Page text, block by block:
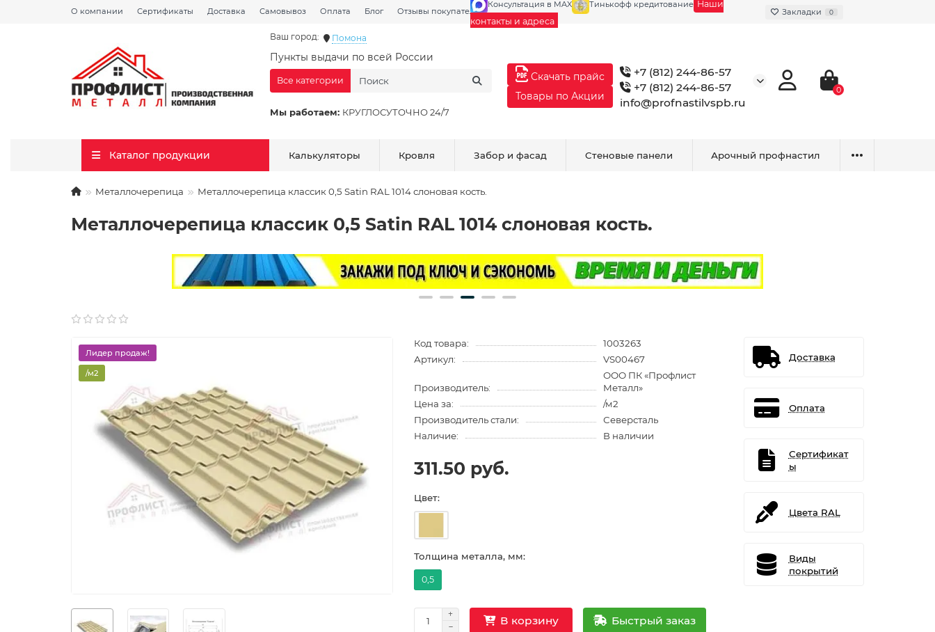
О компании Сертификаты Доставка Самовывоз Оплата Блог Отзывы покупателей Галерея
Консультация в MAX Тинькофф кредитование Наши
контакты и адреса
Закладки 0
Ваш город: Помона
Пункты выдачи по всей России
Мы работаем: КРУГЛОСУТОЧНО 24/7
Все категории
Скачать прайс
Товары по Акции
+7 (812) 244-86-57
+7 (812) 244-86-57
info@profnastilvspb.ru
0
Каталог продукции Калькуляторы Кровля Забор и фасад Стеновые панели Арочный профнастил
Металлочерепица Металлочерепица классик 0,5 Satin RAL 1014 слоновая кость.
Металлочерепица классик 0,5 Satin RAL 1014 слоновая кость.
Лидер продаж!
/м2
Код товара:
1003263
Артикул:
VS00467
Производитель:
ООО ПК «Профлист
Металл»
Цена за:
/м2
Производитель стали:
Северсталь
Наличие:
В наличии
311.50 руб.
Цвет:
Толщина металла, мм:
0,5
В корзину Быстрый заказ
Доставка
Оплата
Сертификат
ы
Цвета RAL
Виды
покрытий